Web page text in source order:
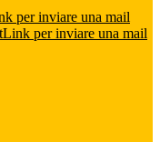
per inviare una mail
Link per inviare una mail